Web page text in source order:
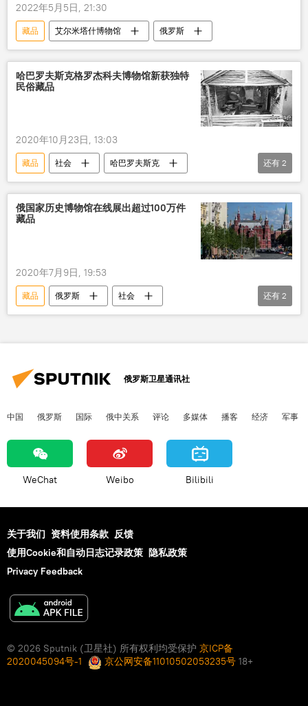
2022年5月5日, 21:30
藏品 艾尔米塔什博物馆 俄罗斯
哈巴罗夫斯克格罗杰科夫博物馆新获独特
民俗藏品
2020年10月23日, 13:03
藏品 社会
哈巴罗夫斯克
哈巴罗夫斯克边疆区
俄罗斯
还有 2
俄国家历史博物馆在线展出超过100万件
藏品
2020年7月9日, 19:53
藏品 俄罗斯
社会
俄罗斯国家历史博物馆
莫斯科
还有 2
俄罗斯卫星通讯社
中国 俄罗斯 国际 俄中关系 评论 多媒体 播客 经济 军事
WeChat Weibo Bilibili
关于我们 资料使用条款 反馈
使用Cookie和自动日志记录政策 隐私政策
Privacy Feedback
© 2026 Sputnik (卫星社) 所有权利均受保护 京ICP备
2020045094号-1
京公网安备11010502053235号 18+